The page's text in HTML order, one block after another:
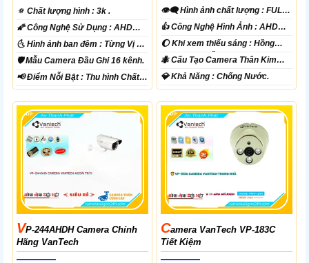
🔅 Chất lượng hình :3k .
🌠 Công Nghệ Sử Dụng :AHD
CVI TVI BCS.
🌜 Hình ảnh ban đêm : Từng Vị Trí
Camera .
🛡 Mẫu CameraĐầu Ghi 16 kênh.
️📢 Điểm Nỗi Bật : Thu hình Chất
Lượng.
👁️‍🗨 Hình ảnh chất lượng :FULL
HD 1080P .
👍 Công Nghệ Hình Ảnh :AHD
CVI TVI BCS.
🌔 Khi xem thiếu sáng :Hồng
Ngoại 40m Hồng Ngoại Smart IR.
🐜 Cấu Tạo Camera Thân Kim
loại.
️💎 Khả Năng :Chống Nước.
VP-244AHDH Camera Chính
Hãng VanTech
CAmera VanTech VP-183C
Tiết Kiệm